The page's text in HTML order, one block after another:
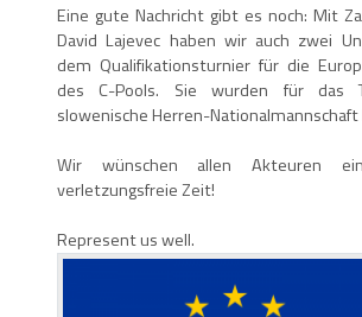
Eine gute Nachricht gibt es noch: Mit
David Lajevec haben wir auch zwei
dem Qualifikationsturnier für die
des C-Pools. Sie wurden für das
slowenische Herren-
Wir wünschen allen Akteuren
verletzungsfreie Zeit!
Represent us well.